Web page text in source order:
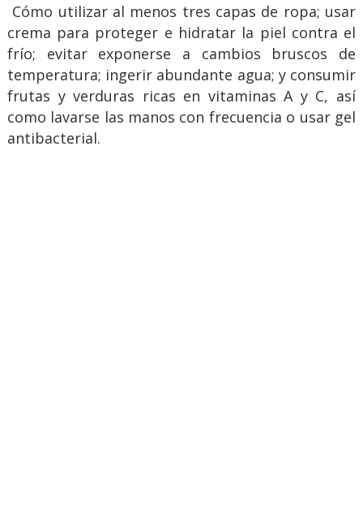
Cómo utilizar al menos tres capas de ropa; usar
crema para proteger e hidratar la piel contra el
frío; evitar exponerse a cambios bruscos de
temperatura; ingerir abundante agua; y consumir
frutas y verduras ricas en vitaminas A y C, así
como lavarse las manos con frecuencia o usar gel
antibacterial.